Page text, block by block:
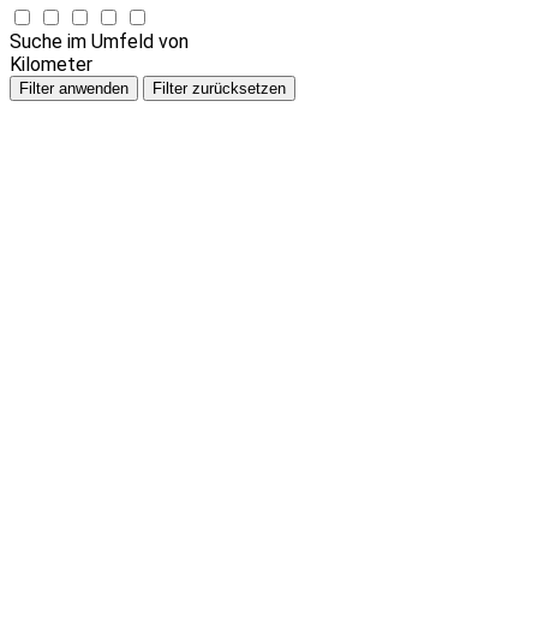
Suche im Umfeld von
Kilometer
Filter anwenden Filter zurücksetzen